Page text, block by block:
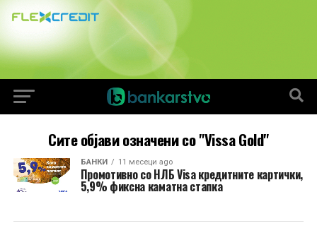
Сите објави означени со "Vissa Gold"
БАНКИ 11 месеци ago
Промотивно со НЛБ Visa кредитните картички,
5,9% фиксна каматна стапка